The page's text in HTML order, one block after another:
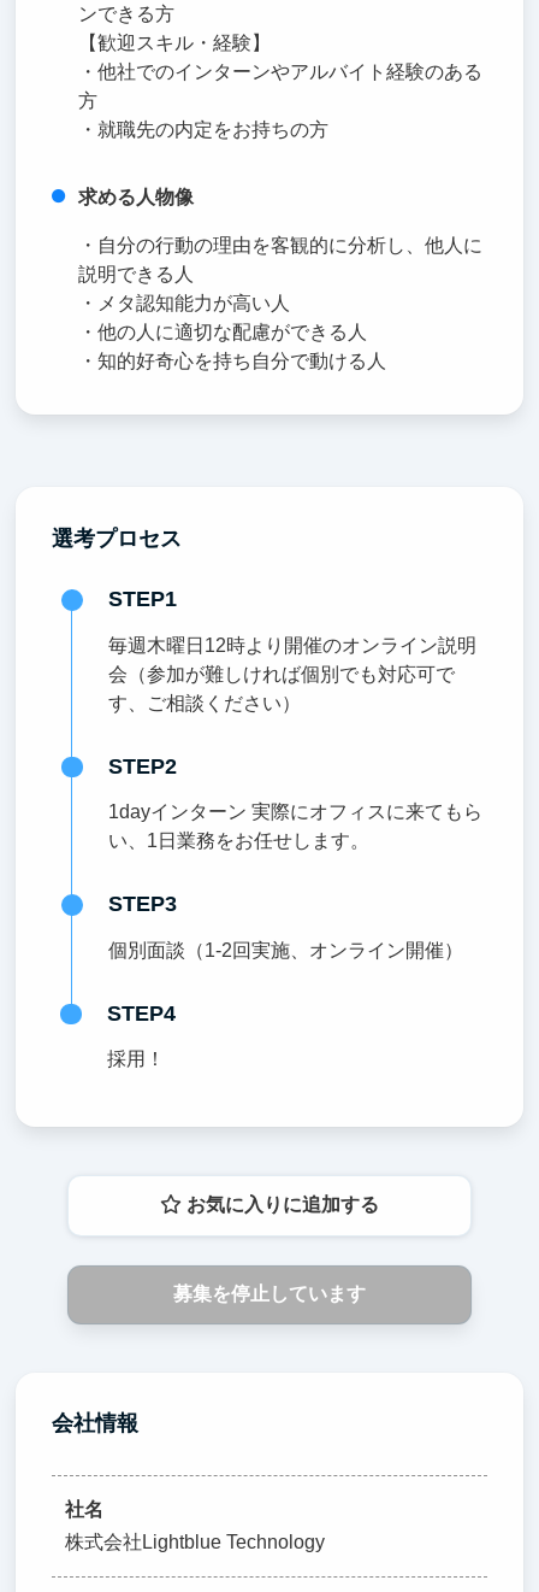
ンできる方
【歓迎スキル・経験】
・他社でのインターンやアルバイト経験のある
方
・就職先の内定をお持ちの方
求める人物像
・自分の行動の理由を客観的に分析し、他人に
説明できる人
・メタ認知能力が高い人
・他の人に適切な配慮ができる人
・知的好奇心を持ち自分で動ける人
選考プロセス
STEP1
毎週木曜日12時より開催のオンライン説明
会（参加が難しければ個別でも対応可で
す、ご相談ください）
STEP2
1dayインターン 実際にオフィスに来てもら
い、1日業務をお任せします。
STEP3
個別面談（1-2回実施、オンライン開催）
STEP4
採用！
お気に入りに追加する
募集を停止しています
会社情報
社名
株式会社Lightblue Technology